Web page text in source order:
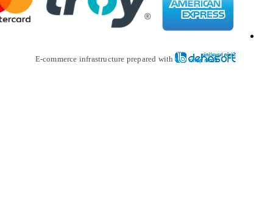
E-commerce infrastructure